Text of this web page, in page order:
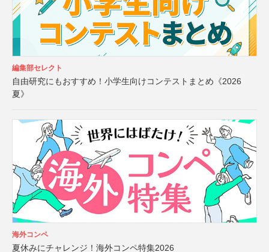
編集部セレクト
自由研究にもおすすめ！小学生向けコンテストまとめ《2026
夏》
海外コンペ
夏休みにチャレンジ！海外コンペ特集2026